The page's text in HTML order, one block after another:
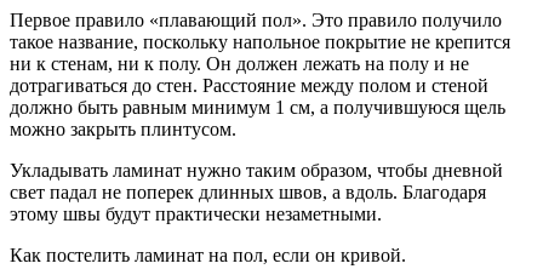
Первое правило «плавающий пол». Это правило получило
такое название, поскольку напольное покрытие не крепится
ни к стенам, ни к полу. Он должен лежать на полу и не
дотрагиваться до стен. Расстояние между полом и стеной
должно быть равным минимум 1 см, а получившуюся щель
можно закрыть плинтусом.
Укладывать ламинат нужно таким образом, чтобы дневной
свет падал не поперек длинных швов, а вдоль. Благодаря
этому швы будут практически незаметными.
Как постелить ламинат на пол, если он кривой.